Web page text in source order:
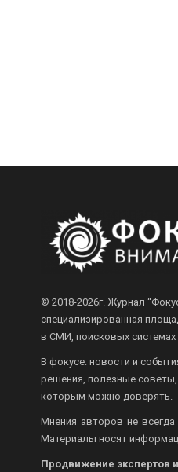
© 2018-2026г. Журнал
специализированная
в СМИ, поисковых системах
В фокусе: новости и
решения, полезные советы,
которым можно доверять.
Мнения авторов не
Материалы носят
Продвижение экспертов